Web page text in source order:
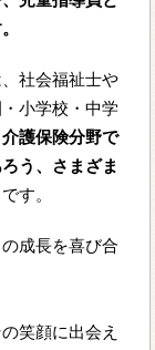
社会福祉士や
小学校・中学
介護保険分野で
う、さまざま
す。
成長を喜び合
笑顔に出会え